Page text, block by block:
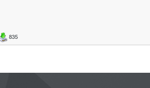
835